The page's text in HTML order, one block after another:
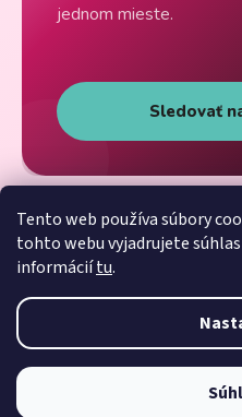
Tento web používa súbory
tohto webu vyjadrujete
informáciítu.
jednom mieste.
Sledovať